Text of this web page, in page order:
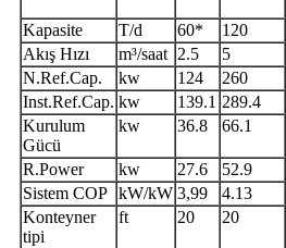
Kapasite T/d 60* 120
Akış Hızı
m³/saat 2.5 5
N.Ref.Cap.
kw 124 260
Inst.Ref.Cap. kw 139.1 289.4
Kurulum
Gücü
kw 36.8 66.1
R.Power kw 27.6 52.9
Sistem COP kW/kW 3,99 4.13
Konteyner
tipi
ft 20 20